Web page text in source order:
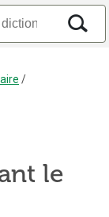
/
le